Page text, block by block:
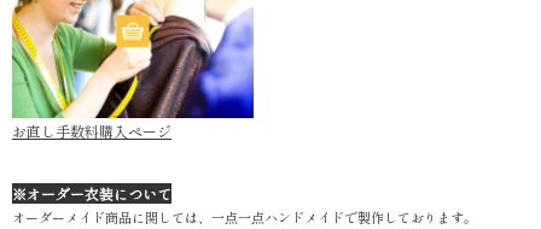
お直し手数料購入ページ
※オーダー衣装について
オーダーメイド商品に関しては、一点一点ハンドメイドで製作しております。